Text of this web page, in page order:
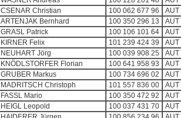
CSENAR Christian 100 062 677 96 AUT
ARTENJAK Bernhard 100 350 296 13 AUT
GRASL Patrick 100 106 101 64 AUT
KIRNER Felix 101 239 424 39 AUT
NEUHART Jörg 100 039 908 25 AUT
KNÖDLSTORFER Florian 100 641 958 93 AUT
GRUBER Markus 100 734 696 02 AUT
MADRITSCH Christoph 101 557 836 00 AUT
FASSL Mario 100 350 472 92 AUT
HEIGL Leopold 100 037 431 70 AUT